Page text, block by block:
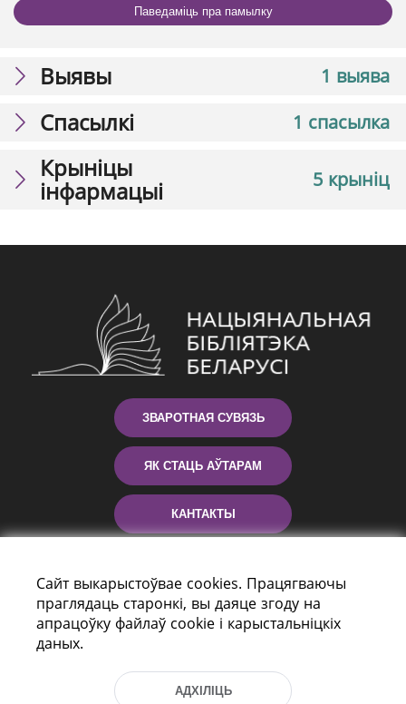
Паведаміць пра памылку
1 выява
Выявы
1 спасылка
Спасылкі
5 крыніц
Крыніцы
інфармацыі
ЗВАРОТНАЯ СУВЯЗЬ
ЯК СТАЦЬ АЎТАРАМ
КАНТАКТЫ
Сайт выкарыстоўвае cookies. Працягваючы
праглядаць старонкі, вы даяце згоду на
апрацоўку файлаў cookie і карыстальніцкіх
даных.
АДХІЛІЦЬ